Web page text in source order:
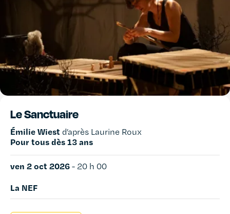
Le Sanctuaire
Émilie Wiest d’après Laurine Roux
Pour tous dès 13 ans
ven 2 oct 2026 - 20 h 00
La NEF